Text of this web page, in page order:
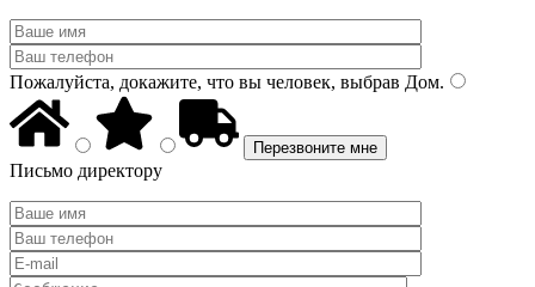
Пожалуйста, докажите, что вы человек, выбрав Дом.
Письмо директору